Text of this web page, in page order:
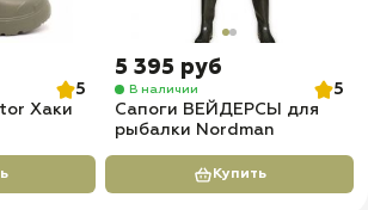
5
Хаки
5 395 руб
В наличии
5
Сапоги ВЕЙДЕРСЫ для
рыбалки Nordman
Купить